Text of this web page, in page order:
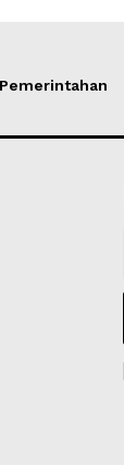
Pemerintahan